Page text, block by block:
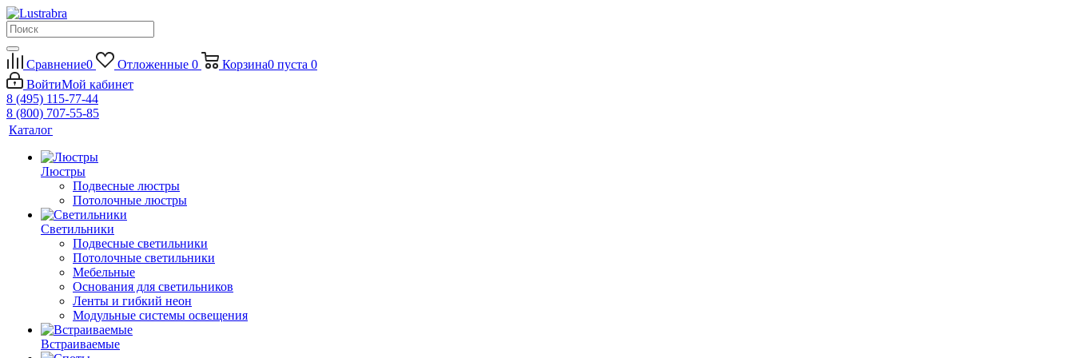
Сравнение0 Отложенные 0 Корзина0 пуста 0
ВойтиМой кабинет
8 (495) 115-77-44
8 (800) 707-55-85
Каталог
Люстры
Подвесные люстры
Потолочные люстры
Светильники
Подвесные светильники
Потолочные светильники
Мебельные
Основания для светильников
Ленты и гибкий неон
Модульные системы освещения
Встраиваемые